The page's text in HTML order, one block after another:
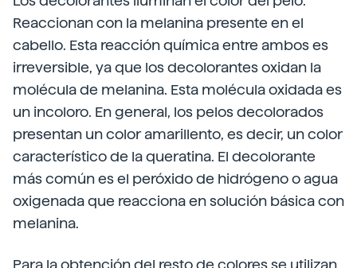
Reaccionan con la melanina presente en el
cabello. Esta reacción química entre ambos es
irreversible, ya que los decolorantes oxidan la
molécula de melanina. Esta molécula oxidada es
un incoloro. En general, los pelos decolorados
presentan un color amarillento, es decir, un color
característico de la queratina. El decolorante
más común es el peróxido de hidrógeno o agua
oxigenada que reacciona en solución básica con
melanina.
Para la obtención del resto de colores se utilizan